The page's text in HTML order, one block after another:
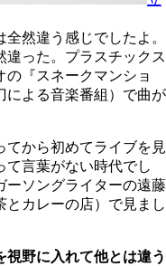
然違う感じでしたよ。
違った。プラスチックス
の『スネークマンショ
による音楽番組）で曲が
てから初めてライブを見
て言葉がない時代でし
ーソングライターの遠藤
とカレーの店）で見まし
野に入れて他とは違う